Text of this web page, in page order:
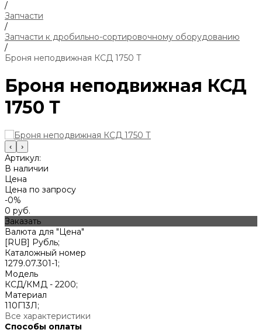
/
Запчасти
/
Запчасти к дробильно-сортировочному оборудованию
/
Броня неподвижная КСД 1750 Т
Броня неподвижная КСД
1750 Т
‹ ›
Артикул:
В наличии
Цена
Цена по запросу
-0%
0 руб.
Заказать
Валюта для "Цена"
[RUB] Рубль;
Каталожный номер
1279.07.301-1;
Модель
КСД/КМД - 2200;
Материал
110Г13Л;
Все характеристики
Способы оплаты